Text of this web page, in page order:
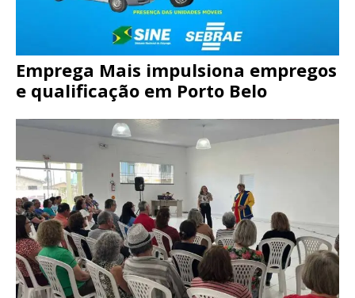
Emprega Mais impulsiona empregos
e qualificação em Porto Belo